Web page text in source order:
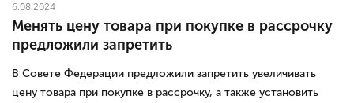
6.08.2024
Менять цену товара при покупке в рассрочку
предложили запретить
В Совете Федерации предложили запретить увеличивать
цену товара при покупке в рассрочку, а также установить